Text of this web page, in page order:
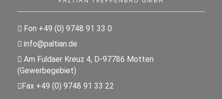
Fon +49 (0) 9748 91 33 0
info@paltian.de
Am Fuldaer Kreuz 4, D-97786 Motten
(Gewerbegebiet)
Fax +49 (0) 9748 91 33 22